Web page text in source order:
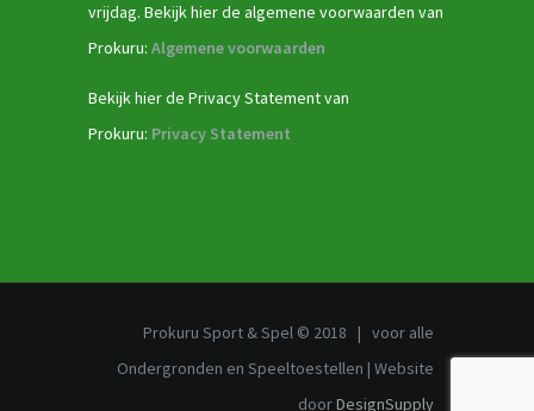
vrijdag. Bekijk hier de algemene voorwaarden van
Prokuru: Algemene voorwaarden
Bekijk hier de Privacy Statement van
Prokuru: Privacy Statement
Prokuru Sport & Spel © 2018 | voor alle
Ondergronden en Speeltoestellen | Website
doorDesignSupply